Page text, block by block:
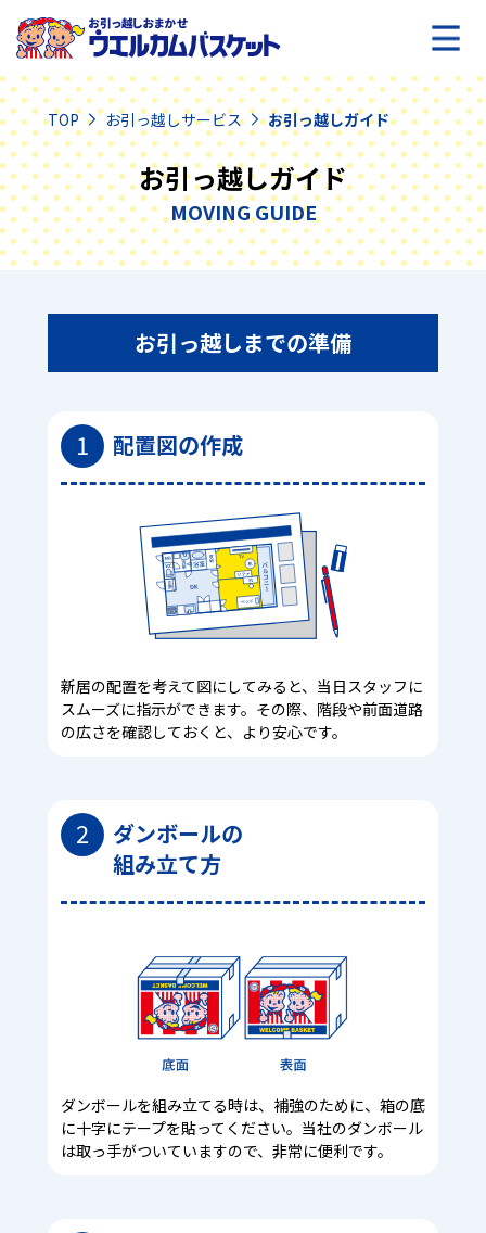
TOP お引っ越しサービス お引っ越しガイド
お引っ越しガイド
MOVING GUIDE
お引っ越しまでの準備
1 配置図の作成
新居の配置を考えて図にしてみると、当日スタッフに
スムーズに指示ができます。その際、階段や前面道路
の広さを確認しておくと、より安心です。
2
ダンボールの
組み立て方
ダンボールを組み立てる時は、補強のために、箱の底
に十字にテープを貼ってください。当社のダンボール
は取っ手がついていますので、非常に便利です。